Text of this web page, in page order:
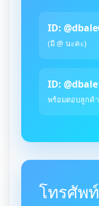
ID:
(มี @ นะคะ)
ID:
พร้อมตอบลูกค้
โทรศัพท์